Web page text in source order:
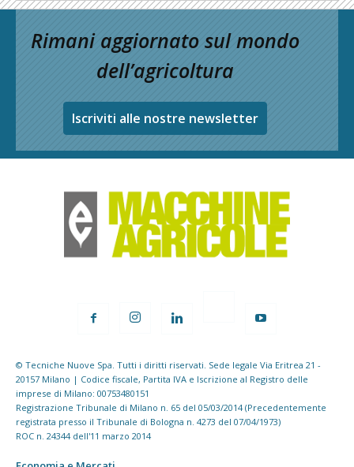
Rimani aggiornato sul mondo
dell’agricoltura
Iscriviti alle nostre newsletter
© Tecniche Nuove Spa. Tutti i diritti riservati. Sede legale Via Eritrea 21 -
20157 Milano | Codice fiscale, Partita IVA e Iscrizione al Registro delle
imprese di Milano: 00753480151
Registrazione Tribunale di Milano n. 65 del 05/03/2014 (Precedentemente
registrata presso il Tribunale di Bologna n. 4273 del 07/04/1973)
ROC n. 24344 dell'11 marzo 2014